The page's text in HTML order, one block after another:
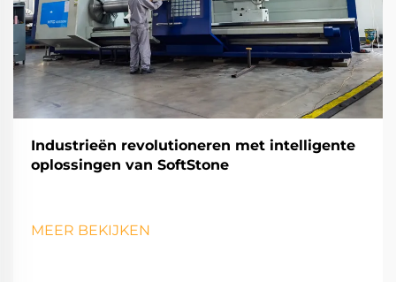
Industrieën revolutioneren met intelligente
oplossingen van SoftStone
MEER BEKIJKEN